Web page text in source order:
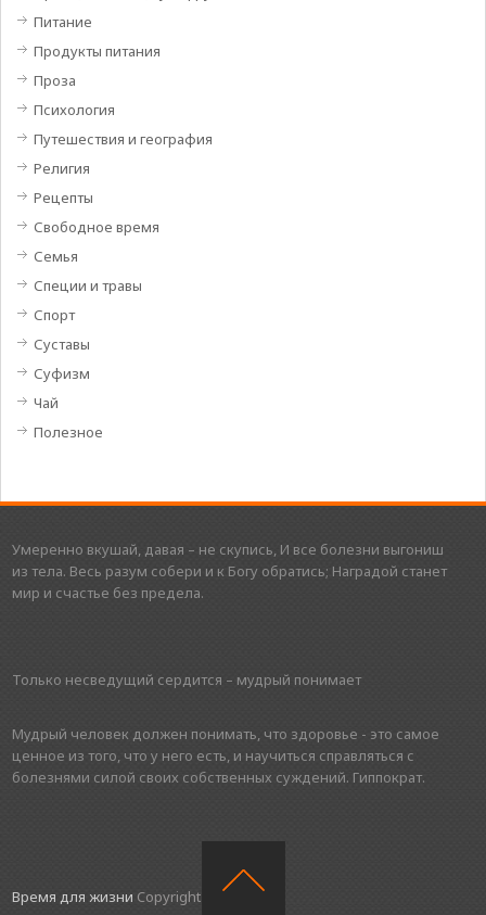
Питание
Продукты питания
Проза
Психология
Путешествия и география
Религия
Рецепты
Свободное время
Семья
Специи и травы
Спорт
Суставы
Суфизм
Чай
Полезное
Умеренно вкушай, давая – не скупись, И все болезни выгониш
из тела. Весь разум собери и к Богу обратись; Наградой станет
мир и счастье без предела.
Только несведущий сердится – мудрый понимает
Мудрый человек должен понимать, что здоровье - это самое
ценное из того, что у него есть, и научиться справляться с
болезнями силой своих собственных суждений. Гиппократ.
Время для жизни Copyright © 2016.